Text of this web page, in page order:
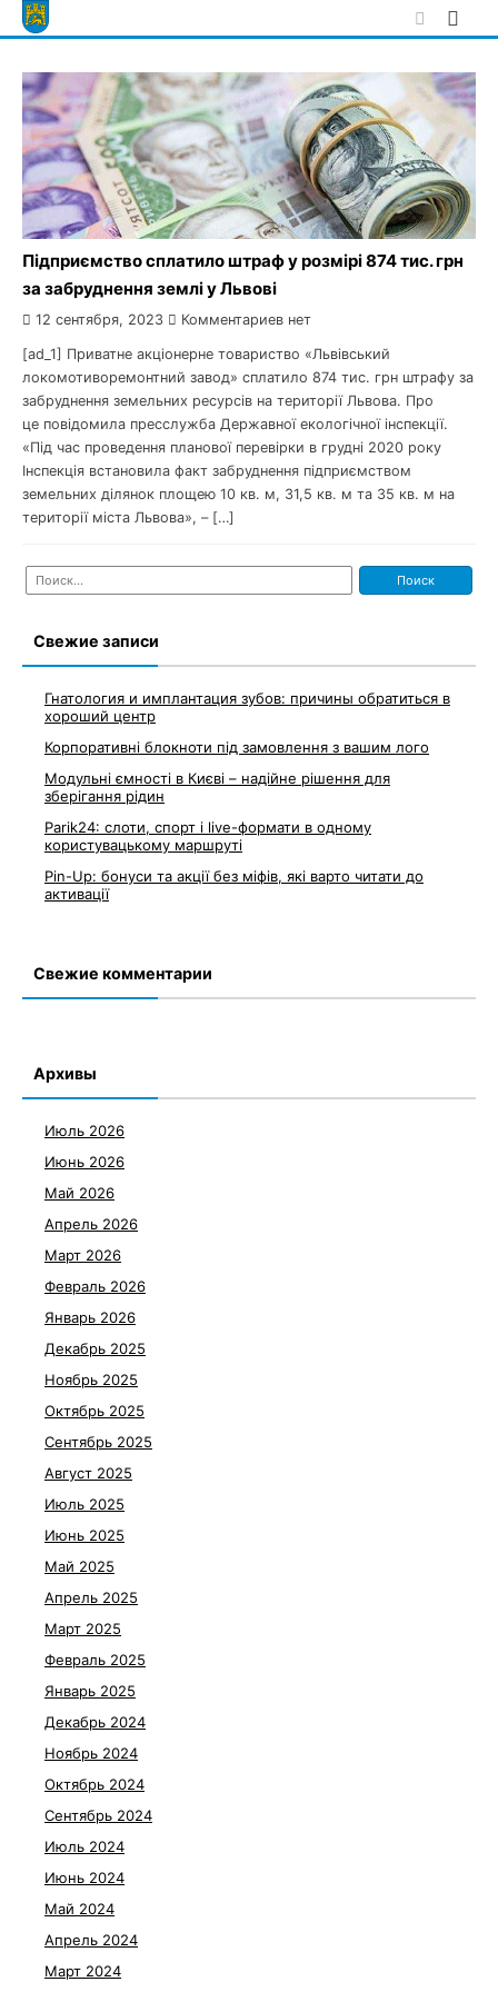
Skip
to
Підприємство сплатило штраф у розмірі 874 тис. грн
за забруднення землі у Львові
12 сентября, 2023 Комментариев нет
[ad_1] Приватне акціонерне товариство «Львівський
локомотиворемонтний завод» сплатило 874 тис. грн штрафу за
забруднення земельних ресурсів на території Львова. Про
це повідомила пресслужба Державної екологічної інспекції.
«Під час проведення планової перевірки в грудні 2020 року
Інспекція встановила факт забруднення підприємством
земельних ділянок площею 10 кв. м, 31,5 кв. м та 35 кв. м на
території міста Львова», – […]
Найти:
Свежие записи
Гнатология и имплантация зубов: причины обратиться в
хороший центр
Корпоративні блокноти під замовлення з вашим лого
Модульні ємності в Києві – надійне рішення для
зберігання рідин
Parik24: слоти, спорт і live-формати в одному
користувацькому маршруті
Pin-Up: бонуси та акції без міфів, які варто читати до
активації
Свежие комментарии
Архивы
Июль 2026
Июнь 2026
Май 2026
Апрель 2026
Март 2026
Февраль 2026
Январь 2026
Декабрь 2025
Ноябрь 2025
Октябрь 2025
Сентябрь 2025
Август 2025
Июль 2025
Июнь 2025
Май 2025
Апрель 2025
Март 2025
Февраль 2025
Январь 2025
Декабрь 2024
Ноябрь 2024
Октябрь 2024
Сентябрь 2024
Июль 2024
Июнь 2024
Май 2024
Апрель 2024
Март 2024